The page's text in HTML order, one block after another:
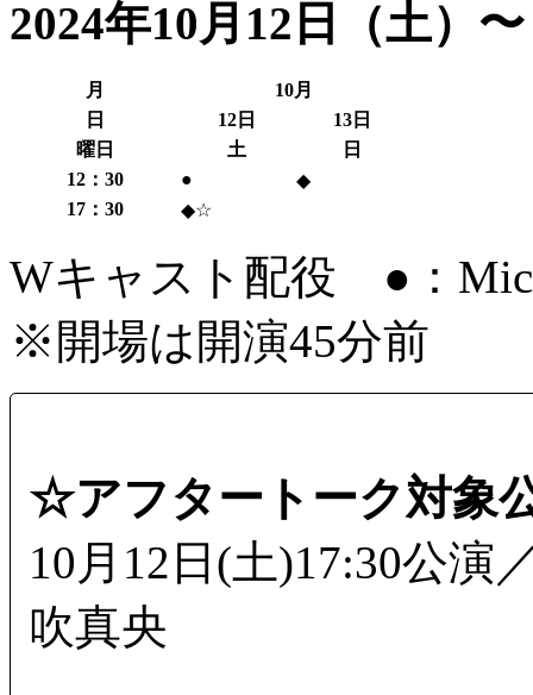
2024年10月12日（土）
月
10月
日
12日
13日
曜日
土
日
12：30
●
◆
17：30
◆☆
Wキャスト配役 ●：
※開場は開演45分前
☆アフタートーク対象
10月12日(土)17:30公演
吹真央